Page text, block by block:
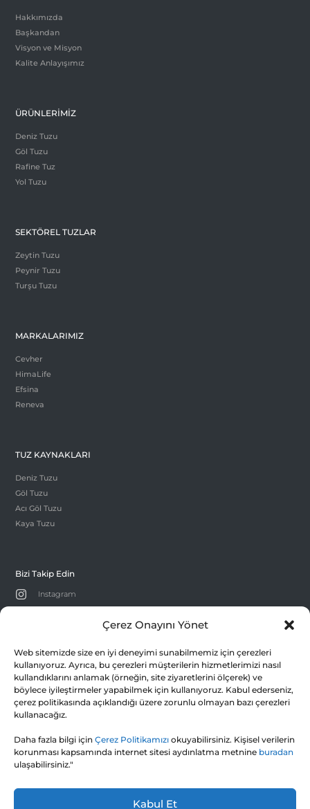
Çerez Onayını Yönet
Web sitemizde size en iyi deneyimi sunabilmemiz için çerezleri
kullanıyoruz. Ayrıca, bu çerezleri müşterilerin hizmetlerimizi nasıl
kullandıklarını anlamak (örneğin, site ziyaretlerini ölçerek) ve
böylece iyileştirmeler yapabilmek için kullanıyoruz. Kabul ederseniz,
çerez politikasında açıklandığı üzere zorunlu olmayan bazı çerezleri
kullanacağız.
Daha fazla bilgi için Çerez Politikamızı okuyabilirsiniz. Kişisel verilerin
korunması kapsamında internet sitesi aydınlatma metnine buradan
ulaşabilirsiniz."
Kabul Et
Hakkımızda
Başkandan
Visyon ve Misyon
Kalite Anlayışımız
ÜRÜNLERİMİZ
Deniz Tuzu
Göl Tuzu
Rafine Tuz
Yol Tuzu
SEKTÖREL TUZLAR
Zeytin Tuzu
Peynir Tuzu
Turşu Tuzu
MARKALARIMIZ
Cevher
HimaLife
Efsina
Reneva
TUZ KAYNAKLARI
Deniz Tuzu
Göl Tuzu
Acı Göl Tuzu
Kaya Tuzu
Bizi Takip Edin

Instagram
75. Yıl OSB Mahallesi 111. Cd. No.3 26250-
ESKİŞEHİR/TÜRKİYE
estuz@estuz.com